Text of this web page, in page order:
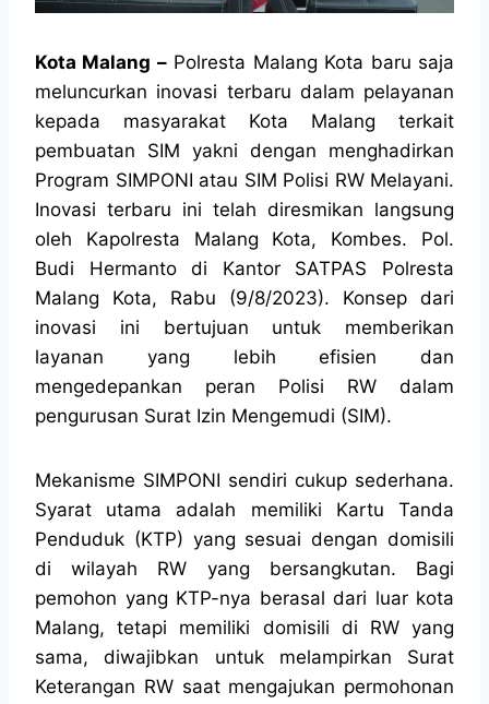
Kota Malang –Polresta Malang Kota baru saja
meluncurkan inovasi terbaru dalam pelayanan
kepada masyarakat Kota Malang terkait
pembuatan SIM yakni dengan menghadirkan
Program SIMPONI atau SIM Polisi RW Melayani.
Inovasi terbaru ini telah diresmikan langsung
oleh Kapolresta Malang Kota, Kombes. Pol.
Budi Hermanto di Kantor SATPAS Polresta
Malang Kota, Rabu (9/8/2023). Konsep dari
inovasi ini bertujuan untuk memberikan
layanan yang lebih efisien dan
mengedepankan peran Polisi RW dalam
pengurusan Surat Izin Mengemudi (SIM).
Mekanisme SIMPONI sendiri cukup sederhana.
Syarat utama adalah memiliki Kartu Tanda
Penduduk (KTP) yang sesuai dengan domisili
di wilayah RW yang bersangkutan. Bagi
pemohon yang KTP-nya berasal dari luar kota
Malang, tetapi memiliki domisili di RW yang
sama, diwajibkan untuk melampirkan Surat
Keterangan RW saat mengajukan permohonan